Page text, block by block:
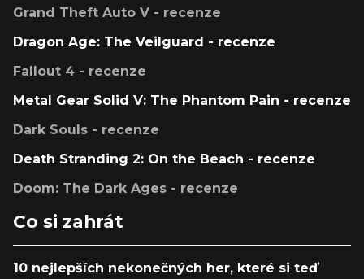
Grand Theft Auto V - recenze
Dragon Age: The Veilguard - recenze
Fallout 4 - recenze
Metal Gear Solid V: The Phantom Pain - recenze
Dark Souls - recenze
Death Stranding 2: On the Beach - recenze
Doom: The Dark Ages - recenze
Co si zahrát
10 nejlepších nekonečných her, které si teď